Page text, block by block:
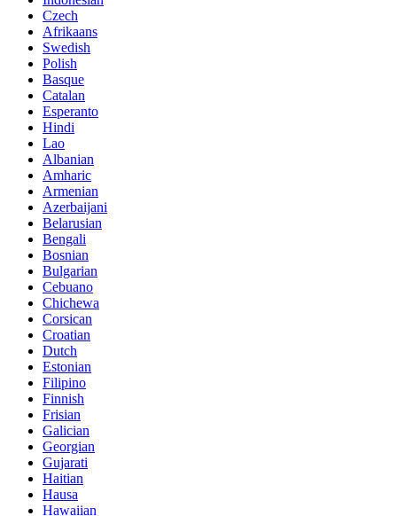
Czech
Afrikaans
Swedish
Polish
Basque
Catalan
Esperanto
Hindi
Lao
Albanian
Amharic
Armenian
Azerbaijani
Belarusian
Bengali
Bosnian
Bulgarian
Cebuano
Chichewa
Corsican
Croatian
Dutch
Estonian
Filipino
Finnish
Frisian
Galician
Georgian
Gujarati
Haitian
Hausa
Hawaiian